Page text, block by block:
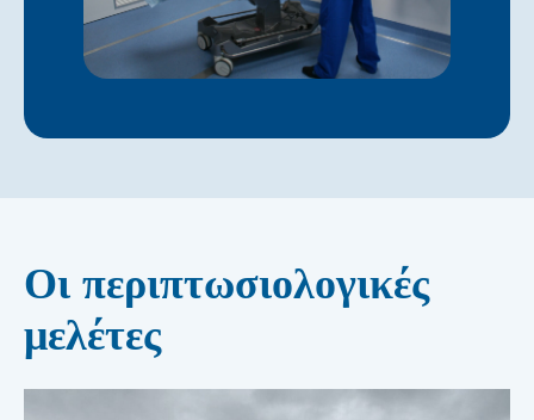
Οι περιπτωσιολογικές
μελέτες